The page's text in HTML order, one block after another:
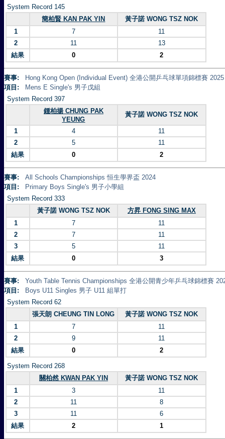
System Record 145
簡柏賢 KAN PAK YIN
黃子諾 WONG TSZ NOK
1
7
11
2
11
13
結果
0 2
賽事:
Hong Kong Open (Individual Event) 全港公開乒乓球單項錦標賽 2025
項目:
Mens E Single's 男子戊組
System Record 397
鍾柏揚 CHUNG PAK
YEUNG
黃子諾 WONG TSZ NOK
1 4
11
2
5
11
結果
0 2
賽事:
All Schools Championships 恒生學界盃 2024
項目:
Primary Boys Single's 男子小學組
System Record 333
黃子諾 WONG TSZ NOK
方昇 FONG SING MAX
1
7
11
2
7
11
3
5
11
結果
0 3
賽事:
Youth Table Tennis Championships 全港公開青少年乒乓球錦標賽
項目:
Boys U11 Singles 男子 U11 組單打
System Record 62
張天朗 CHEUNG TIN LONG
黃子諾 WONG TSZ NOK
1
7
11
2
9
11
結果
0 2
System Record 268
關柏然 KWAN PAK YIN
黃子諾 WONG TSZ NOK
1
3
11
2
11
8
3
11
6
結果
2 1